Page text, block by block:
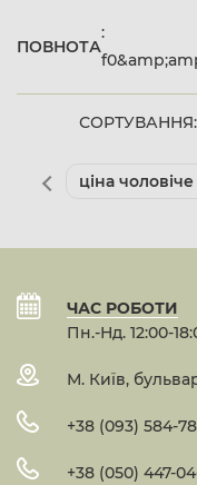
СОРТУВАННЯ:
ПОВНОТА
:
ціна чоловіче
ЧАС РОБОТИ
Пн.-Нд. 12:00-
М. Київ,
+38 (093) 584-
+38 (050) 447-